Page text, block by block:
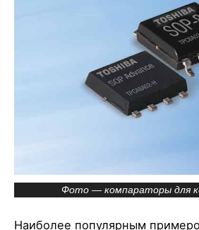
Фото — компараторы для
Наиболее популярным